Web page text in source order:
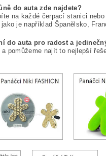
do auta zde najdete?
na každé čerpací stanici
je například Španělsko,
do auta pro radost a
pomůžeme najít to nejlepší